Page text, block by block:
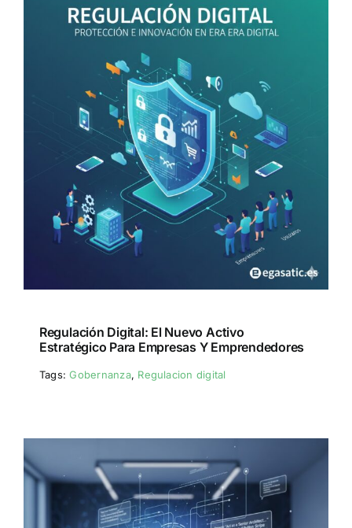
Regulación Digital: El Nuevo Activo
Estratégico Para Empresas Y Emprendedores
Tags:Gobernanza, Regulacion digital